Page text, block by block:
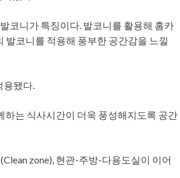
코니가 특징이다. 발코니를 활용해 홈카
발코니를 적용해 풍부한 공간감을 느낄
용됐다.
하는 식사시간이 더욱 풍성해지도록 공간
zone), 현관-주방-다용도실이 이어